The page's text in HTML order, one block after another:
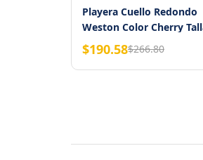
Playera Cuello Redondo
Weston Color Cherry
XG
$190.58$266.80